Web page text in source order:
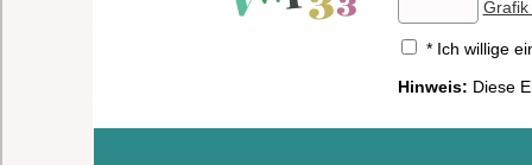
* Ich willige
Hinweis: Diese